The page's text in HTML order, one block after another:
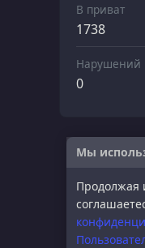
В приват
1738
Нарушений
0
Мы
Продолжая